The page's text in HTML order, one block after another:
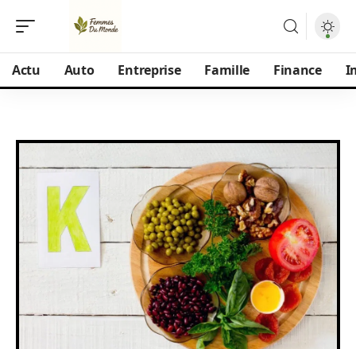
Actu Auto Entreprise Famille Finance